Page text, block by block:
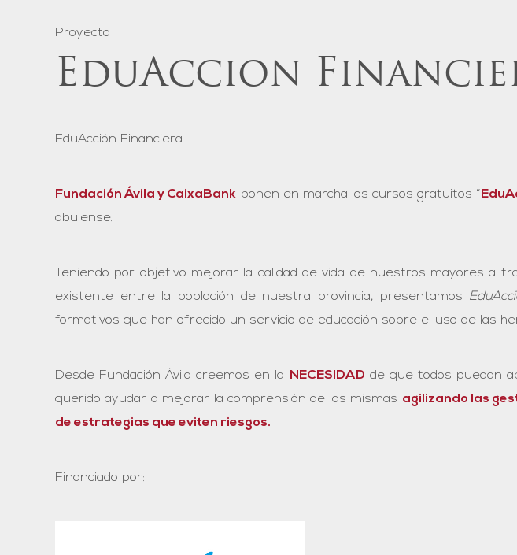
Proyecto
EduAccion
EduAcción Financiera
Fundación Ávila y CaixaBank ponen en marcha los cursos gratuitos “
abulense.
Teniendo por objetivo mejorar la calidad de vida de nuestros mayores a
existente entre la población de nuestra provincia, presentamos
formativos que han ofrecido un servicio de educación sobre el uso de las
Desde Fundación Ávila creemos en la NECESIDAD de que todos puedan
querido ayudar a mejorar la comprensión de las mismas agilizando las
de estrategias que eviten riesgos.
Financiado por: